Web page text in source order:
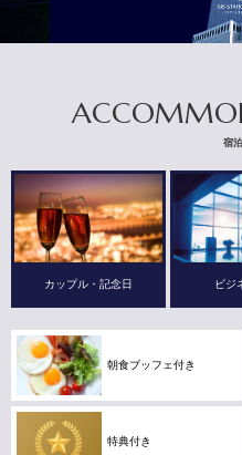
宿
カップル・記念日 ビジ
朝食ブッフェ付き
特典付き